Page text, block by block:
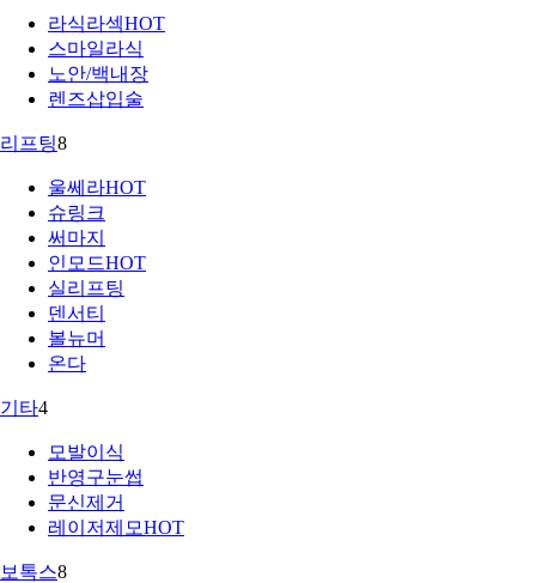
라식라섹HOT
스마일라식
노안/백내장
렌즈삽입술
리프팅8
울쎄라HOT
슈링크
써마지
인모드HOT
실리프팅
덴서티
볼뉴머
온다
기타4
모발이식
반영구눈썹
문신제거
레이저제모HOT
보톡스8